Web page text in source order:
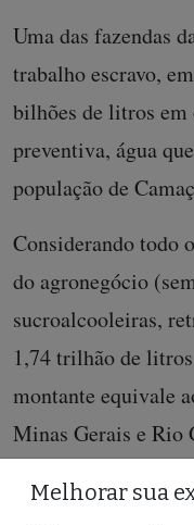
Uma das fazendas
trabalho escravo,
bilhões de litros em
preventiva, água
população de
Considerando todo
do agronegócio
sucroalcooleiras,
1,74 trilhão de
montante equivale
Minas Gerais e Rio
baianos e
Melhorar sua